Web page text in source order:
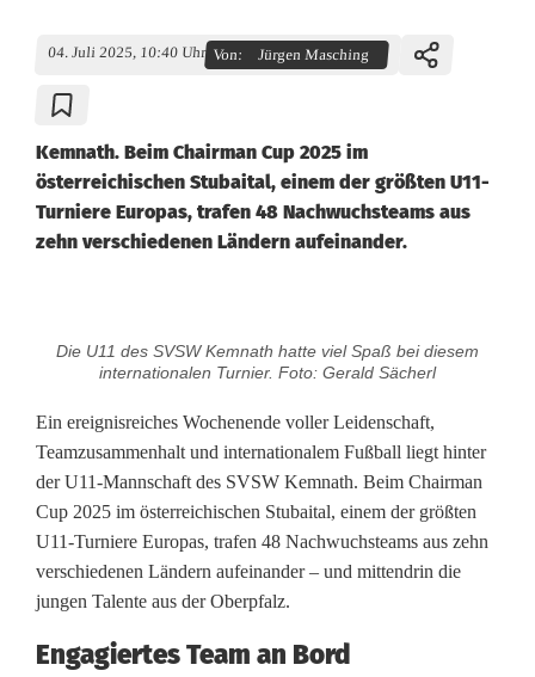
04. Juli 2025, 10:40 Uhr Von: Jürgen Masching
Kemnath. Beim Chairman Cup 2025 im
österreichischen Stubaital, einem der größten U11-
Turniere Europas, trafen 48 Nachwuchsteams aus
zehn verschiedenen Ländern aufeinander.
S
W
K
e
m
n
Die U11 des SVSW Kemnath hatte viel Spaß bei diesem
internationalen Turnier. Foto: Gerald Sächerl
Ein ereignisreiches Wochenende voller Leidenschaft,
Teamzusammenhalt und internationalem Fußball liegt hinter
der U11-Mannschaft des SVSW Kemnath. Beim Chairman
Cup 2025 im österreichischen Stubaital, einem der größten
U11-Turniere Europas, trafen 48 Nachwuchsteams aus zehn
verschiedenen Ländern aufeinander – und mittendrin die
jungen Talente aus der Oberpfalz.
Engagiertes Team an Bord